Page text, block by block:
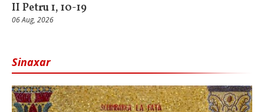
II Petru 1, 10-19
06 Aug, 2026
Sinaxar